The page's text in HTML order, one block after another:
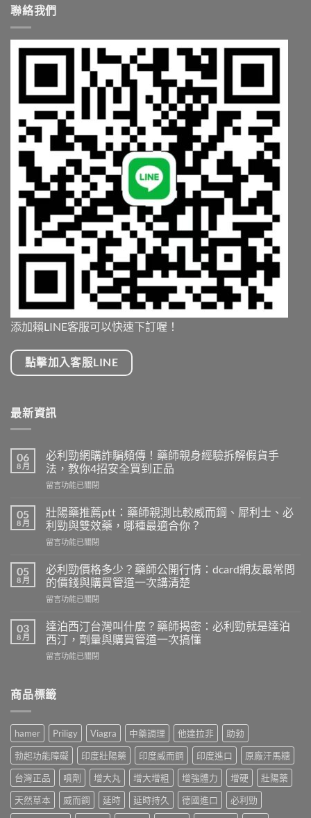
聯絡我們
添加賴LINE客服可以快速下訂喔！
點擊加入客服LINE
最新資訊
06
8 月
必利勁網購詐騙頻傳！藥師親身經驗拆解假貨手
法，教你4招安全買到正品
在
利
勁
網
購
騙
頻
傳！
藥
親
身
驗
假
法，
教
你
4
招
安
全
買
留言功能已關閉
05
8 月
壯陽藥推薦ptt：藥師親測比較威而鋼、犀利士、必
利勁與雙效藥，哪種最適合你？
在
陽
藥
推
薦
藥
師
親
測
威
利
士、
必
利
勁
與
雙
留言功能已關閉
05
8 月
必利勁價格多少？藥師公開行情：dcard網友最常問
的價錢與購買管道一次講清楚
在
利
勁
價
格
藥
開
行
情：
dcard
網
友
最
常
留言功能已關閉
03
8 月
達泊西汀台灣叫什麼？藥師揭密：必利勁就是達泊
西汀，劑量與購買管道一次搞懂
在
西
汀
灣
什
麼？
藥
師
揭
密：
留言功能已關閉
商品標籤
hamer Priligy Viagra 中藥調理 他達拉非
助勃
勃起功能障礙
印度壯陽藥 印度威而鋼 印度進口
原廠汗馬糖
台灣正品
噴劑 增大丸 增大增粗 增強體力 增硬
壯陽藥
天然草本
威而鋼 延時 延時持久 德國進口
必利勁